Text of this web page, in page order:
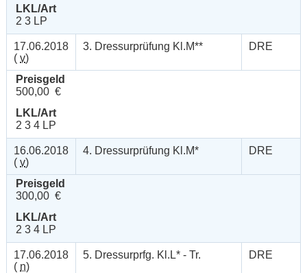
LKL/Art
2 3 LP
17.06.2018
( v)
3. Dressurprüfung Kl.M** DRE
Preisgeld
500,00 €
LKL/Art
2 3 4 LP
16.06.2018
( v)
4. Dressurprüfung Kl.M* DRE
Preisgeld
300,00 €
LKL/Art
2 3 4 LP
17.06.2018
( n)
5. Dressurprfg. Kl.L* - Tr. DRE